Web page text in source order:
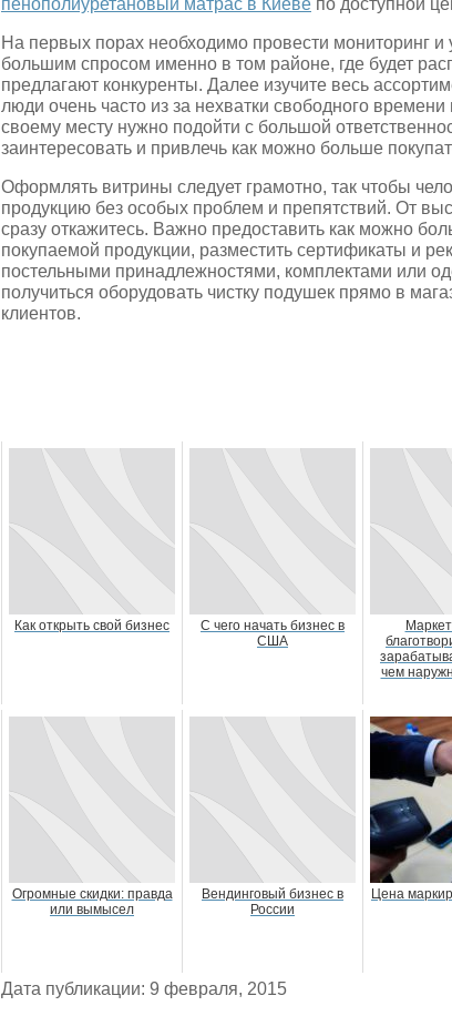
пенополиуретановый матрас в Киеве по доступной
На первых порах необходимо провести мониторинг и
большим спросом именно в том районе, где будет
предлагают конкуренты. Далее изучите весь
люди очень часто из за нехватки свободного
своему месту нужно подойти с большой
заинтересовать и привлечь как можно больше
Оформлять витрины следует грамотно, так чтобы
продукцию без особых проблем и препятствий. От
сразу откажитесь. Важно предоставить как можно
покупаемой продукции, разместить сертификаты и
постельными принадлежностями, комплектами или
получиться оборудовать чистку подушек прямо в
клиентов.
Как открыть свой бизнес
С чего начать бизнес в
США
чем
Огромные скидки: правда
или вымысел
Вендинговый бизнес в
России
Цена
Дата публикации: 9 февраля, 2015